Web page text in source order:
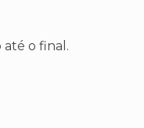
o final.